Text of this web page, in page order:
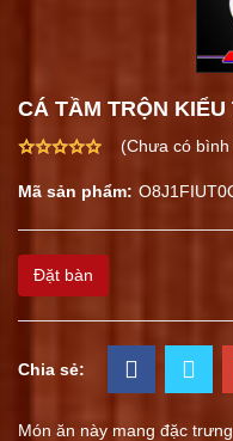
CÁ TẦM TRỘN KIỂU
(Chưa có bình
Mã sản phẩm:
Đặt bàn
Chia sẻ:
Món ăn này mang đặc